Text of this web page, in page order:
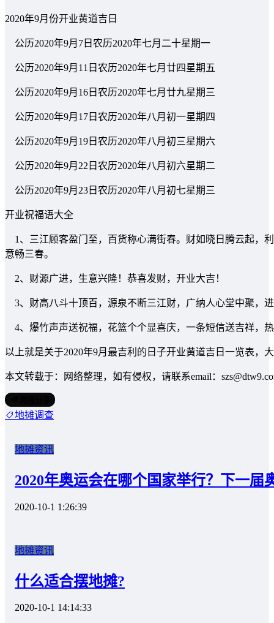
2020年9月份开业黄道吉日
公历2020年9月7日农历2020年七月二十星期一
公历2020年9月11日农历2020年七月廿四星期五
公历2020年9月16日农历2020年七月廿九星期三
公历2020年9月17日农历2020年八月初一星期四
公历2020年9月19日农历2020年八月初三星期六
公历2020年9月22日农历2020年八月初六星期二
公历2020年9月23日农历2020年八月初七星期三
开业祝福语大全
1、三江顾客盈门至，百货称心满街春。财如晓日腾云起，
意畅三春。
2、财源广进，生意兴隆！恭喜发财，开业大吉！
3、财高八斗十顶百，源泉不断三江财，广纳人心堂中聚，
4、爆竹声声送祝福，花篮个个显喜庆，一条短信送吉祥，
以上就是关于2020年9月最吉利的日子开业黄道吉日一览表，
本文转载于：网络整理，如有侵权，请联系email：
地摊调查
地摊资讯
2020年奥运会在哪个国家举行？下一届
2020-10-1 1:26:39
地摊资讯
什么适合摆地摊?
2020-10-1 14:14:33